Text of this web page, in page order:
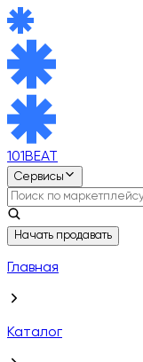
101BEAT
Сервисы
Начать продавать
Главная
Каталог